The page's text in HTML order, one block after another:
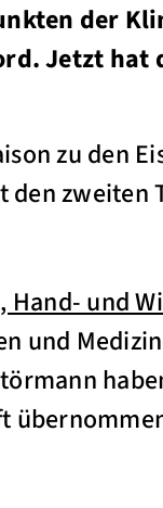
der
Jetzt hat
zu den
und
und